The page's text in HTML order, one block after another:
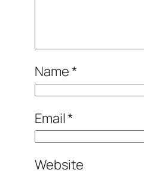
Name*
Email*
Website